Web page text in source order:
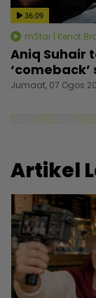
36:09
mStar | Kenot
Aniq Suhair
Jumaat, 07 Ogos
Artikel